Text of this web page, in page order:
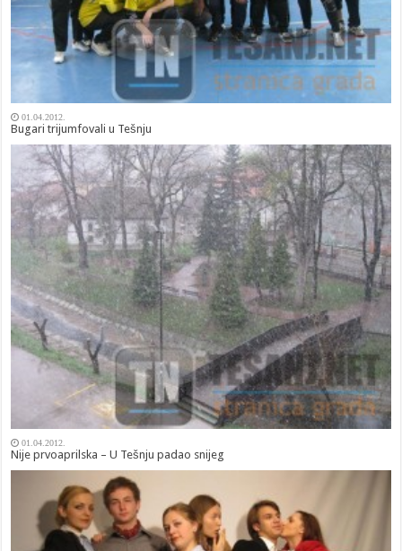
01.04.2012.
Bugari trijumfovali u Tešnju
01.04.2012.
Nije prvoaprilska – U Tešnju padao snijeg